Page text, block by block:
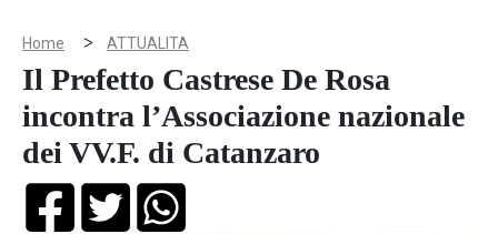
Home > ATTUALITA
Il Prefetto Castrese De Rosa
incontra l’Associazione nazionale
dei VV.F. di Catanzaro